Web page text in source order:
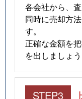
各会社から、
同時に売却方
す。
正確な金額を
を出しましょう
STEP3